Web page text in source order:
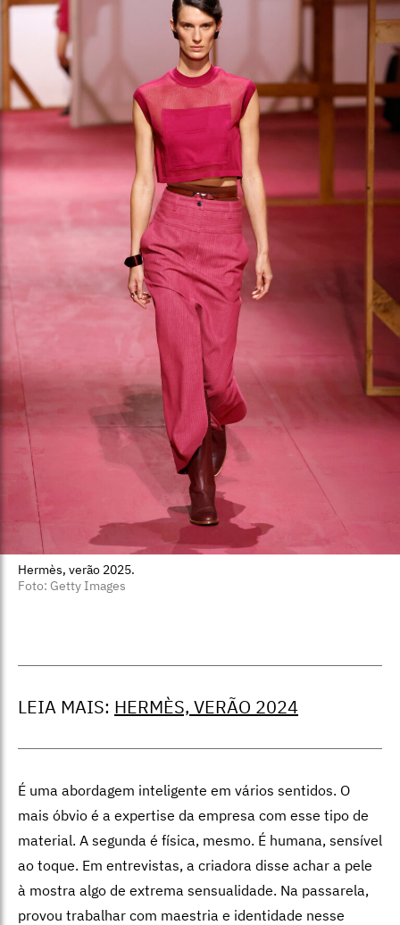
Hermès, verão 2025.
Foto: Getty Images
LEIA MAIS: HERMÈS, VERÃO 2024
É uma abordagem inteligente em vários sentidos. O
mais óbvio é a expertise da empresa com esse tipo de
material. A segunda é física, mesmo. É humana, sensível
ao toque. Em entrevistas, a criadora disse achar a pele
à mostra algo de extrema sensualidade. Na passarela,
provou trabalhar com maestria e identidade nesse